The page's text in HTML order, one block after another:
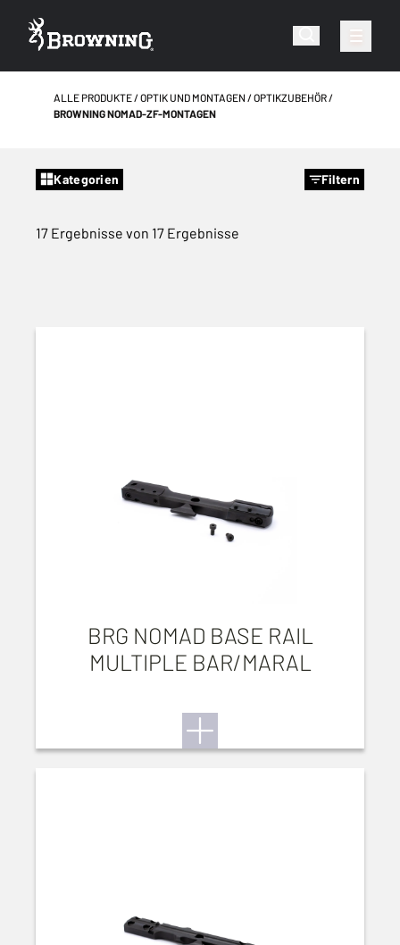
ALLE PRODUKTE OPTIK UND MONTAGEN
OPTIKZUBEHÖR
BROWNING NOMAD-ZF-MONTAGEN
Kategorien Filtern
17 Ergebnisse von 17 Ergebnisse
BRG NOMAD BASE RAIL
MULTIPLE BAR/MARAL